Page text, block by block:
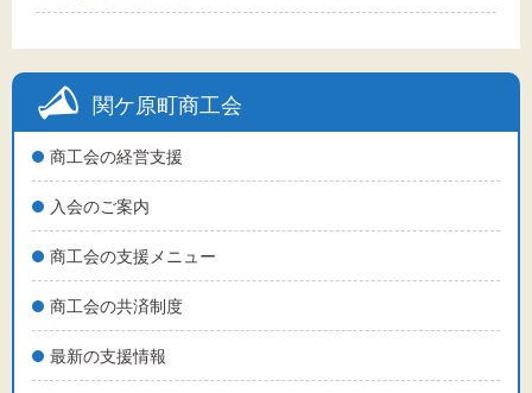
関ケ原町商工会
商工会の経営支援
入会のご案内
商工会の支援メニュー
商工会の共済制度
最新の支援情報